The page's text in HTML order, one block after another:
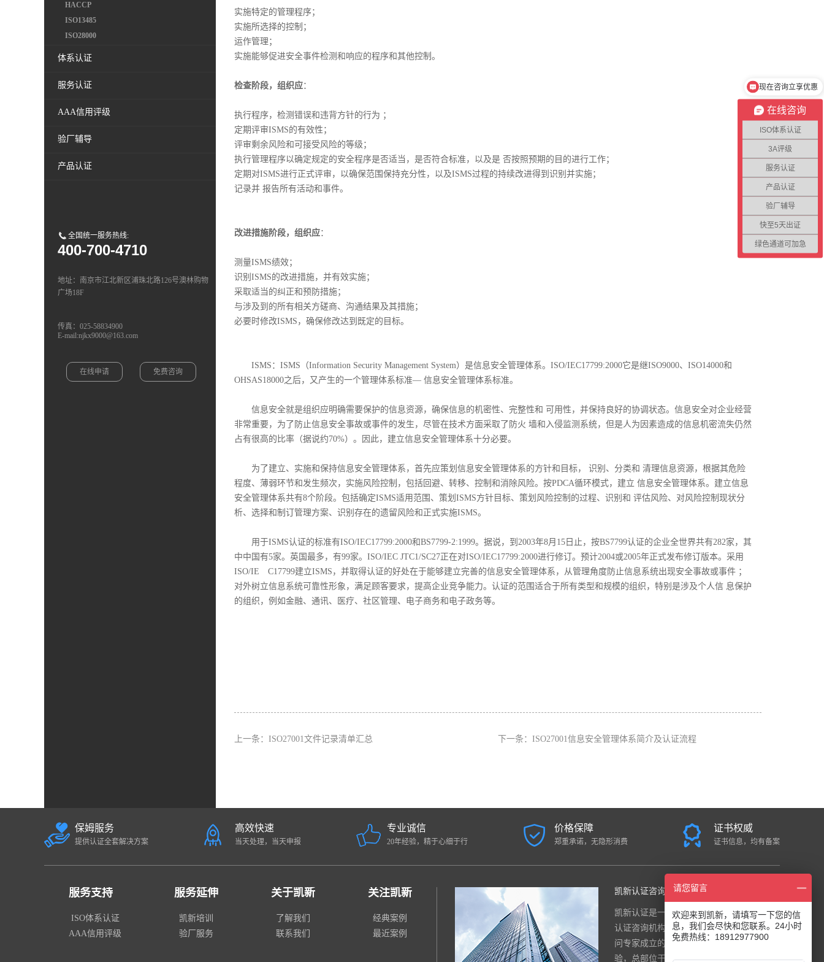
HACCP
ISO13485
ISO28000
体系认证
服务认证
AAA信用评级
验厂辅导
产品认证
全国统一服务热线:
400-700-4710
地址：南京市江北新区浦珠北路126号澳林购物
广场18F
传真：025-58834900
E-mail:njkx9000@163.com
在线申请 免费咨询
实施特定的管理程序；
实施所选择的控制；
运作管理；
实施能够促进安全事件检测和响应的程序和其他控制。
检查阶段，组织应：
执行程序，检测错误和违背方针的行为 ；
定期评审ISMS的有效性；
评审剩余风险和可接受风险的等级；
执行管理程序以确定规定的安全程序是否适当，是否符合标准，以及是 否按照预期的目的进行工作；
定期对ISMS进行正式评审，以确保范围保持充分性，以及ISMS过程的持续改进得到识别并实施；
记录并 报告所有活动和事件。
改进措施阶段，组织应：
测量ISMS绩效；
识别ISMS的改进措施，并有效实施；
采取适当的纠正和预防措施；
与涉及到的所有相关方磋商、沟通结果及其措施；
必要时修改ISMS，确保修改达到既定的目标。
ISMS：ISMS（Information Security Management System）是信息安全管理体系。ISO/IEC17799:2000它是继ISO9000、ISO14000和
OHSAS18000之后，又产生的一个管理体系标准— 信息安全管理体系标准。
信息安全就是组织应明确需要保护的信息资源，确保信息的机密性、完整性和 可用性，并保持良好的协调状态。信息安全对企业经营
非常重要，为了防止信息安全事故或事件的发生，尽管在技术方面采取了防火 墙和入侵监测系统，但是人为因素造成的信息机密流失仍然
占有很高的比率（据说约70%）。因此，建立信息安全管理体系十分必要。
为了建立、实施和保持信息安全管理体系，首先应策划信息安全管理体系的方针和目标， 识别、分类和 清理信息资源，根据其危险
程度、薄弱环节和发生频次，实施风险控制，包括回避、转移、控制和消除风险。按PDCA循环模式，建立 信息安全管理体系。建立信息
安全管理体系共有8个阶段。包括确定ISMS适用范围、策划ISMS方针目标、策划风险控制的过程、识别和 评估风险、对风险控制现状分
析、选择和制订管理方案、识别存在的遗留风险和正式实施ISMS。
用于ISMS认证的标准有ISO/IEC17799:2000和BS7799-2:1999。据说，到2003年8月15日止，按BS7799认证的企业全世界共有282家，其
中中国有5家。英国最多，有99家。ISO/IEC JTC1/SC27正在对ISO/IEC17799:2000进行修订。预计2004或2005年正式发布修订版本。采用
ISO/IE C17799建立ISMS，并取得认证的好处在于能够建立完善的信息安全管理体系，从管理角度防止信息系统出现安全事故或事件 ；
对外树立信息系统可靠性形象，满足顾客要求，提高企业竞争能力。认证的范围适合于所有类型和规模的组织，特别是涉及个人信 息保护
的组织，例如金融、通讯、医疗、社区管理、电子商务和电子政务等。
上一条： ISO27001文件记录清单汇总 下一条： ISO27001信息安全管理体系简介及认证流程
保姆服务
提供认证全套解决方案
高效快速
当天处理，当天申报
专业诚信
20年经验，精于心细于行
价格保障
郑重承诺，无隐形消费
证书权威
证书信息，均有备案
服务支持
ISO体系认证
AAA信用评级
服务延伸
凯新培训
验厂服务
关于凯新
了解我们
联系我们
关注凯新
经典案例
最近案例
凯新认证咨询中心
凯新认证是一家面向全国的国际综合
认证咨询机构，公司是由一群资深顾
问专家成立的，团队有20年的实战经
验，总部位于南京。公司注重 “诚信
在线咨询
ISO体系认证
3A评级
服务认证
产品认证
验厂辅导
快至5天出证
绿色通道可加急
不成功不收费
请您留言
欢迎来到凯新，请填写一下您的信
息，我们会尽快和您联系。24小时
免费热线：18912977900